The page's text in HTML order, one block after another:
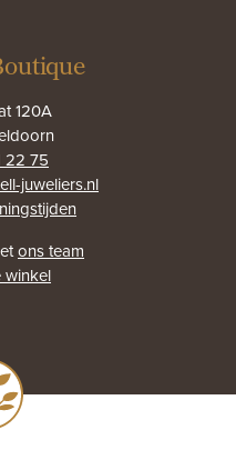
120A
22 75
juweliers.nl
ons team
winkel